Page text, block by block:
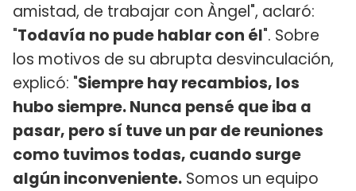
amistad, de trabajar con Àngel", aclaró:
"Todavía no pude hablar con él". Sobre
los motivos de su abrupta desvinculación,
explicó: "Siempre hay recambios, los
hubo siempre. Nunca pensé que iba a
pasar, pero sí tuve un par de reuniones
como tuvimos todas, cuando surge
algún inconveniente. Somos un equipo